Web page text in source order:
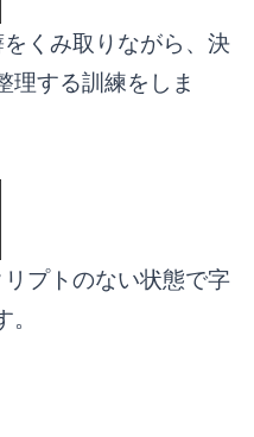
くみ取りながら、決
理する訓練をしま
プトのない状態で字